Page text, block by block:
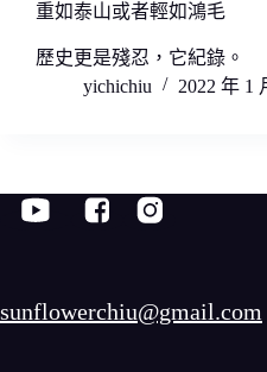
重如泰山或者輕如鴻毛
歷史更是殘忍，它紀錄。
yichichiu
2022 年 1
sunflowerchiu@gmail.com